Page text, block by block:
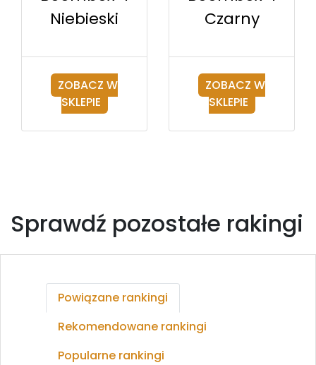
Niebieski
ZOBACZ W
SKLEPIE
Czarny
ZOBACZ W
SKLEPIE
Sprawdź pozostałe rakingi
Powiązane rankingi
Rekomendowane rankingi
Popularne rankingi